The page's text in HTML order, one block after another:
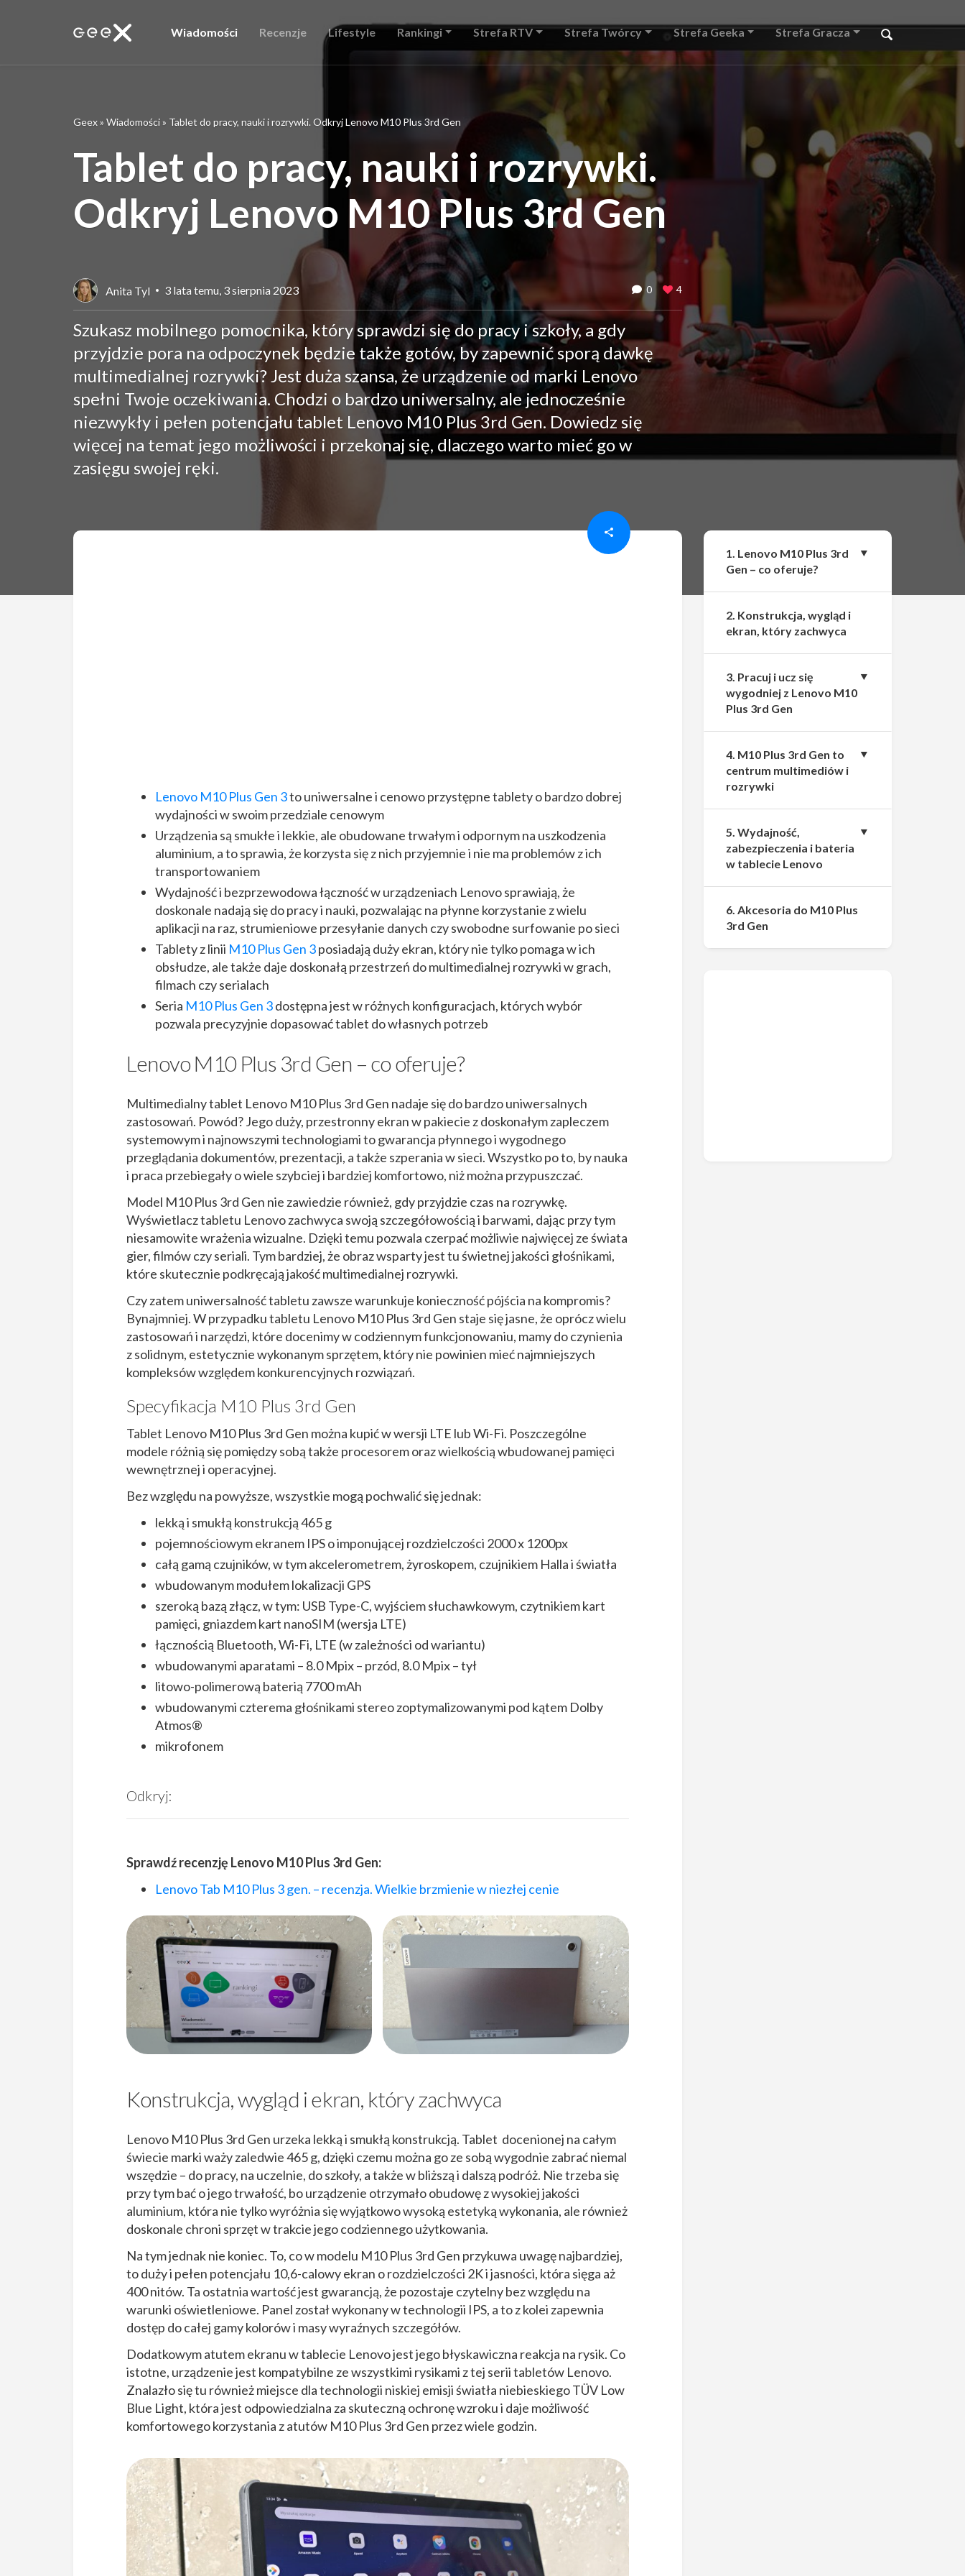
Wiadomości Recenzje Lifestyle Rankingi Strefa RTV Strefa Twórcy Strefa Geeka Strefa Gracza
Geex» Wiadomości» Tablet do pracy, nauki i rozrywki. Odkryj Lenovo M10 Plus 3rd Gen
Tablet do pracy, nauki i rozrywki.
Odkryj Lenovo M10 Plus 3rd Gen
Anita Tyl 3 lata temu, 3 sierpnia 2023 0 4
Szukasz mobilnego pomocnika, który sprawdzi się do pracy i szkoły, a gdy
przyjdzie pora na odpoczynek będzie także gotów, by zapewnić sporą dawkę
multimedialnej rozrywki? Jest duża szansa, że urządzenie od marki Lenovo
spełni Twoje oczekiwania. Chodzi o bardzo uniwersalny, ale jednocześnie
niezwykły i pełen potencjału tablet Lenovo M10 Plus 3rd Gen. Dowiedz się
więcej na temat jego możliwości i przekonaj się, dlaczego warto mieć go w
zasięgu swojej ręki.
Lenovo M10 Plus Gen 3to uniwersalne i cenowo przystępne tablety o bardzo dobrej
wydajności w swoim przedziale cenowym
Urządzenia są smukłe i lekkie, ale obudowane trwałym i odpornym na uszkodzenia
aluminium, a to sprawia, że korzysta się z nich przyjemnie i nie ma problemów z ich
transportowaniem
Wydajność i bezprzewodowa łączność w urządzeniach Lenovo sprawiają, że
doskonale nadają się do pracy i nauki, pozwalając na płynne korzystanie z wielu
aplikacji na raz, strumieniowe przesyłanie danych czy swobodne surfowanie po sieci
Tablety z linii M10 Plus Gen 3posiadają duży ekran, który nie tylko pomaga w ich
obsłudze, ale także daje doskonałą przestrzeń do multimedialnej rozrywki w grach,
filmach czy serialach
Seria M10 Plus Gen 3dostępna jest w różnych konfiguracjach, których wybór
pozwala precyzyjnie dopasować tablet do własnych potrzeb
Lenovo M10 Plus 3rd Gen – co oferuje?
Multimedialny tablet Lenovo M10 Plus 3rd Gen nadaje się do bardzo uniwersalnych
zastosowań. Powód? Jego duży, przestronny ekran w pakiecie z doskonałym zapleczem
systemowym i najnowszymi technologiami to gwarancja płynnego i wygodnego
przeglądania dokumentów, prezentacji, a także szperania w sieci. Wszystko po to, by nauka
i praca przebiegały o wiele szybciej i bardziej komfortowo, niż można przypuszczać.
Model M10 Plus 3rd Gen nie zawiedzie również, gdy przyjdzie czas na rozrywkę.
Wyświetlacz tabletu Lenovo zachwyca swoją szczegółowością i barwami, dając przy tym
niesamowite wrażenia wizualne. Dzięki temu pozwala czerpać możliwie najwięcej ze świata
gier, filmów czy seriali. Tym bardziej, że obraz wsparty jest tu świetnej jakości głośnikami,
które skutecznie podkręcają jakość multimedialnej rozrywki.
Czy zatem uniwersalność tabletu zawsze warunkuje konieczność pójścia na kompromis?
Bynajmniej. W przypadku tabletu Lenovo M10 Plus 3rd Gen staje się jasne, że oprócz wielu
zastosowań i narzędzi, które docenimy w codziennym funkcjonowaniu, mamy do czynienia
z solidnym, estetycznie wykonanym sprzętem, który nie powinien mieć najmniejszych
kompleksów względem konkurencyjnych rozwiązań.
Specyfikacja M10 Plus 3rd Gen
Tablet Lenovo M10 Plus 3rd Gen można kupić w wersji LTE lub Wi-Fi. Poszczególne
modele różnią się pomiędzy sobą także procesorem oraz wielkością wbudowanej pamięci
wewnętrznej i operacyjnej.
Bez względu na powyższe, wszystkie mogą pochwalić się jednak:
lekką i smukłą konstrukcją 465 g
pojemnościowym ekranem IPS o imponującej rozdzielczości 2000 x 1200px
całą gamą czujników, w tym akcelerometrem, żyroskopem, czujnikiem Halla i światła
wbudowanym modułem lokalizacji GPS
szeroką bazą złącz, w tym: USB Type-C, wyjściem słuchawkowym, czytnikiem kart
pamięci, gniazdem kart nanoSIM (wersja LTE)
łącznością Bluetooth, Wi-Fi, LTE (w zależności od wariantu)
wbudowanymi aparatami – 8.0 Mpix – przód, 8.0 Mpix – tył
litowo-polimerową baterią 7700 mAh
wbudowanymi czterema głośnikami stereo zoptymalizowanymi pod kątem Dolby
Atmos®
mikrofonem
Odkryj:
Sprawdź recenzję Lenovo M10 Plus 3rd Gen:
Lenovo Tab M10 Plus 3 gen. – recenzja. Wielkie brzmienie w niezłej cenie
Konstrukcja, wygląd i ekran, który zachwyca
Lenovo M10 Plus 3rd Gen urzeka lekką i smukłą konstrukcją. Tablet docenionej na całym
świecie marki waży zaledwie 465 g, dzięki czemu można go ze sobą wygodnie zabrać niemal
wszędzie – do pracy, na uczelnie, do szkoły, a także w bliższą i dalszą podróż. Nie trzeba się
przy tym bać o jego trwałość, bo urządzenie otrzymało obudowę z wysokiej jakości
aluminium, która nie tylko wyróżnia się wyjątkowo wysoką estetyką wykonania, ale również
doskonale chroni sprzęt w trakcie jego codziennego użytkowania.
Na tym jednak nie koniec. To, co w modelu M10 Plus 3rd Gen przykuwa uwagę najbardziej,
to duży i pełen potencjału 10,6-calowy ekran o rozdzielczości 2K i jasności, która sięga aż
400 nitów. Ta ostatnia wartość jest gwarancją, że pozostaje czytelny bez względu na
warunki oświetleniowe. Panel został wykonany w technologii IPS, a to z kolei zapewnia
dostęp do całej gamy kolorów i masy wyraźnych szczegółów.
Dodatkowym atutem ekranu w tablecie Lenovo jest jego błyskawiczna reakcja na rysik. Co
istotne, urządzenie jest kompatybilne ze wszystkimi rysikami z tej serii tabletów Lenovo.
Znalazło się tu również miejsce dla technologii niskiej emisji światła niebieskiego TÜV Low
Blue Light, która jest odpowiedzialna za skuteczną ochronę wzroku i daje możliwość
komfortowego korzystania z atutów M10 Plus 3rd Gen przez wiele godzin.
1. Lenovo M10 Plus 3rd
Gen – co oferuje?
2. Konstrukcja, wygląd i
ekran, który zachwyca
3. Pracuj i ucz się
wygodniej z Lenovo M10
Plus 3rd Gen
4. M10 Plus 3rd Gen to
centrum multimediów i
rozrywki
5. Wydajność,
zabezpieczenia i bateria
w tablecie Lenovo
6. Akcesoria do M10 Plus
3rd Gen